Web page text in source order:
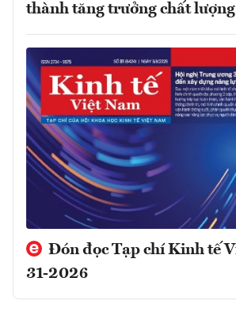
thành tăng trưởng chất lượng
Đón đọc Tạp chí Kinh tế
31-2026